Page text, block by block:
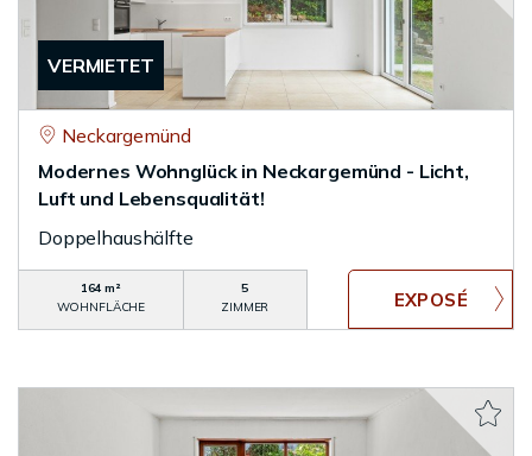
VERMIETET
Neckargemünd
Modernes Wohnglück in Neckargemünd - Licht,
Luft und Lebensqualität!
Doppelhaushälfte
164 m²
WOHNFLÄCHE
5
ZIMMER